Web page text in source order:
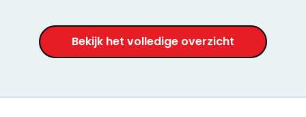
Bekijk het volledige overzicht